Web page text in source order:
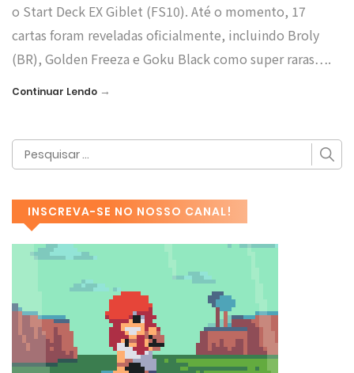
o Start Deck EX Giblet (FS10). Até o momento, 17
cartas foram reveladas oficialmente, incluindo Broly
(BR), Golden Freeza e Goku Black como super raras….
Continuar Lendo →
INSCREVA-SE NO NOSSO CANAL!